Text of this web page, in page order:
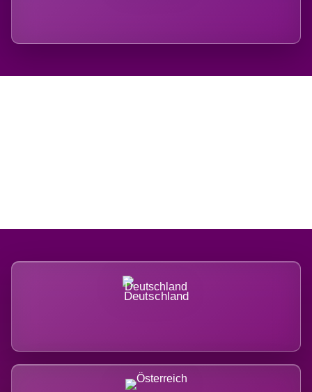
Deutschland